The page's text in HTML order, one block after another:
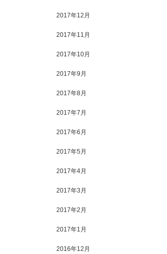
2017年12月
2017年11月
2017年10月
2017年9月
2017年8月
2017年7月
2017年6月
2017年5月
2017年4月
2017年3月
2017年2月
2017年1月
2016年12月